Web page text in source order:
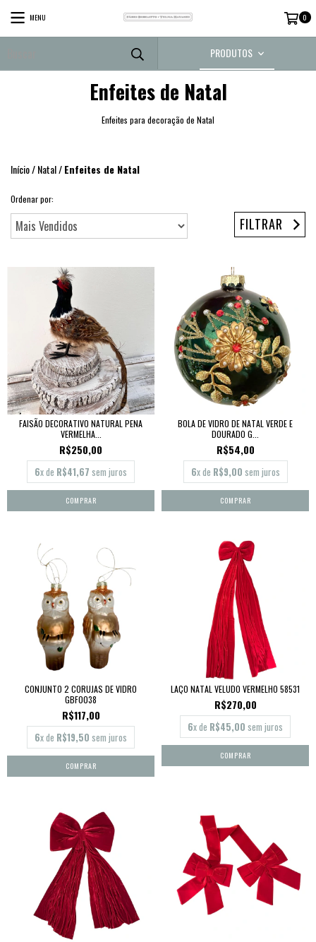
MENU 0
PRODUTOS
Enfeites de Natal
Enfeites para decoração de Natal
Início/Natal/Enfeites de Natal
Ordenar por:
FILTRAR
FAISÃO DECORATIVO NATURAL PENA
VERMELHA...
R$250,00
6x de R$41,67 sem juros
BOLA DE VIDRO DE NATAL VERDE E
DOURADO G...
R$54,00
6x de R$9,00 sem juros
CONJUNTO 2 CORUJAS DE VIDRO
GBF0038
R$117,00
6x de R$19,50 sem juros
LAÇO NATAL VELUDO VERMELHO 58531
R$270,00
6x de R$45,00 sem juros